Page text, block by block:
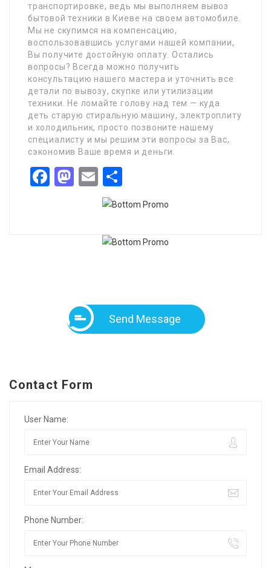
транспортировке, ведь мы выполняем вывоз
бытовой техники в Киеве на своем автомобиле.
Мы не скупимся на компенсацию,
воспользовавшись услугами нашей компании,
Вы получите достойную оплату. Остались
вопросы? Всегда можно получить
консультацию нашего мастера и уточнить все
детали по вывозу, скупке или утилизации
техники. Не ломайте голову над тем — куда
деть старую стиральную машину, электроплиту
и холодильник, просто позвоните нашему
специалисту и мы решим эти вопросы за Вас,
сэкономив Ваше время и деньги.
Facebook
Mastodon
Email
Send Message
Contact Form